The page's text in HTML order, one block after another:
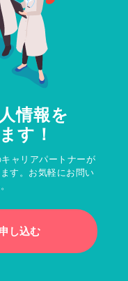
情報を
す！
ャリアパートナーが
す。お気軽にお問い
し込む